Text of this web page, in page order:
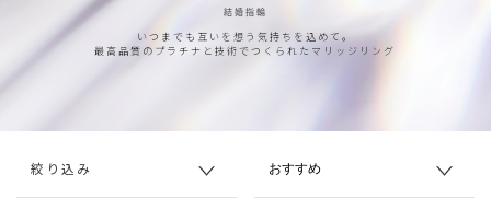
結婚指輪
いつまでも互いを想う気持ちを込めて。
最高品質のプラチナと技術でつくられたマリッジリング
絞り込み